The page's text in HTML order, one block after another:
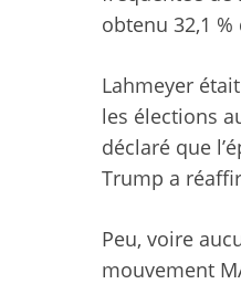
obtenu 32,1
Lahmeyer
les élections
déclaré que
Trump a
Peu, voire
mouvement